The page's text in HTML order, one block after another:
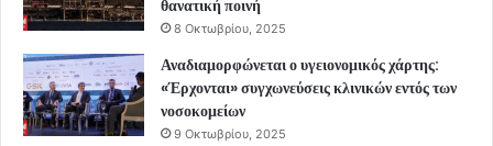
θανατική ποινή
8 Οκτωβρίου, 2025
Αναδιαμορφώνεται ο υγειονομικός χάρτης:
«Έρχονται» συγχωνεύσεις κλινικών εντός των
νοσοκομείων
9 Οκτωβρίου, 2025